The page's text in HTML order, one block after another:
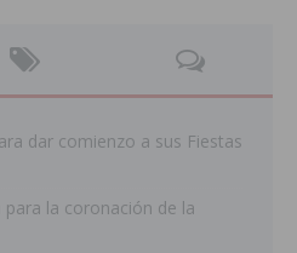
dar comienzo a sus Fiestas
la coronación de la